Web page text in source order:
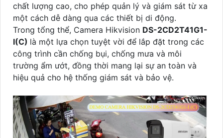
chất lượng cao, cho phép quản lý và giám sát từ xa
một cách dễ dàng qua các thiết bị di động.
Trong tổng thể, Camera Hikvision DS-2CD2T41G1-
I(C) là một lựa chọn tuyệt vời để lắp đặt trong các
công trình cần chống bụi, chống mưa và môi
trường ẩm ướt, đồng thời mang lại sự an toàn và
hiệu quả cho hệ thống giám sát và bảo vệ.